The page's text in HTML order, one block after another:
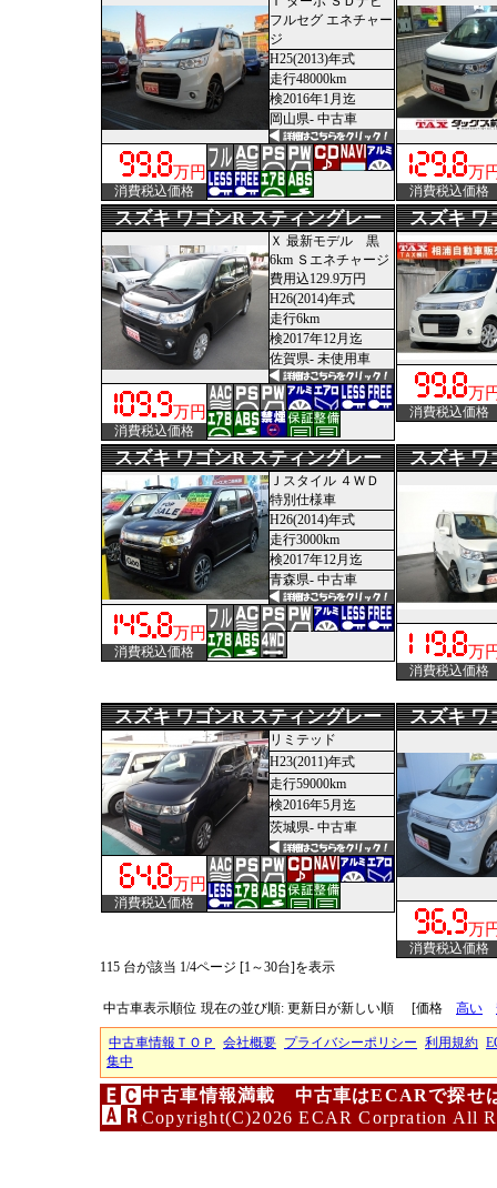
フルセグ エネチャー
ジ
H25(2013)年式
走行48000km
検2016年1月迄
岡山県- 中古車
万円
消費税込価格
万
消費税込価格
スズキ ワゴンR スティングレー
Ｘ 最新モデル 黒
6km Ｓエネチャージ
費用込129.9万円
H26(2014)年式
走行6km
検2017年12月迄
佐賀県- 未使用車
万円
消費税込価格
スズキ ワ
万
消費税込価格
スズキ ワゴンR スティングレー
Ｊスタイル ４ＷＤ
特別仕様車
H26(2014)年式
走行3000km
検2017年12月迄
青森県- 中古車
万円
消費税込価格
スズキ ワ
万
消費税込価格
スズキ ワゴンR スティングレー
リミテッド
H23(2011)年式
走行59000km
検2016年5月迄
茨城県- 中古車
万円
消費税込価格
スズキ ワ
万
消費税込価格
115 台が該当 1/4ページ [1～30台]を表示
中古車表示順位 現在の並び順: 更新日が新しい順 [価格 高い
中古車情報ＴＯＰ 会社概要 プライバシーポリシー 利用規約
集中
中古車情報満載 中古車はECARで探せ
Copyright(C)2026 ECAR Corpration All